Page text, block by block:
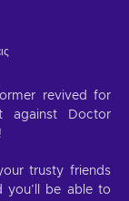
revived for
against Doctor
trusty friends
you’ll be able to